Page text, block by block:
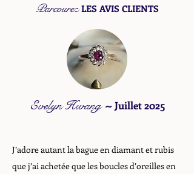
Parcourez LES AVIS CLIENTS
Evelyn Hwang ~Juillet 2025
J’adore autant la bague en diamant et rubis
que j’ai achetée que les boucles d’oreilles en